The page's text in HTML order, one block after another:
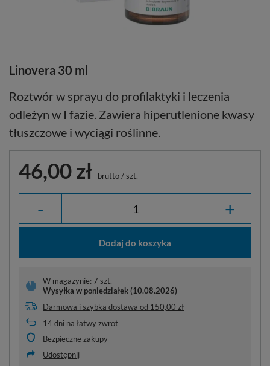
Linovera 30 ml
Roztwór w sprayu do profilaktyki i leczenia
odleżyn w I fazie. Zawiera hiperutlenione kwasy
tłuszczowe i wyciągi roślinne.
46,00 zł brutto/szt.
- +
Dodaj do koszyka
W magazynie: 7 szt.
Wysyłka w poniedziałek (10.08.2026)
Darmowa i szybka dostawa od 150,00 zł
14dni na łatwy zwrot
Bezpieczne zakupy
Udostępnij